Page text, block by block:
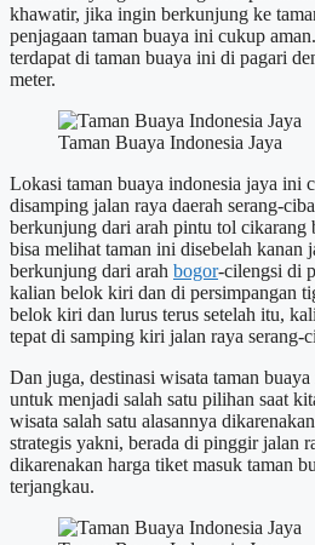
khawatir, jika ingin berkunjung ke
penjagaan taman buaya ini cukup
terdapat di taman buaya ini di pagari
meter.
Taman Buaya Indonesia Jaya
Lokasi taman buaya indonesia jaya ini
disamping jalan raya daerah serang-
berkunjung dari arah pintu tol cikarang
bisa melihat taman ini disebelah kanan
berkunjung dari arah bogor-cilengsi di
kalian belok kiri dan di persimpangan
belok kiri dan lurus terus setelah itu,
tepat di samping kiri jalan raya serang-
Dan juga, destinasi wisata taman
untuk menjadi salah satu pilihan saat
wisata salah satu alasannya
strategis yakni, berada di pinggir jalan
dikarenakan harga tiket masuk taman
terjangkau.